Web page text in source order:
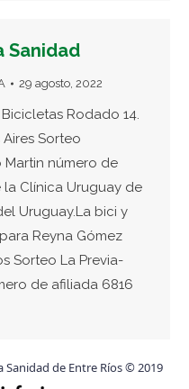
Sanidad
29 agosto, 2022
Rodado 14.
Sorteo
Martin número de
Clínica Uruguay de
Uruguay.La bici y
Reyna Gómez
Sorteo La Previa-
de afiliada 6816
Sanidad de Entre Ríos © 2019